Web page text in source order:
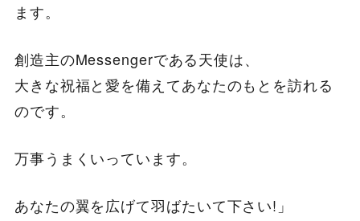
ます。
創造主のMessengerである天使は、
大きな祝福と愛を備えてあなたのもとを訪れる
のです。
万事うまくいっています。
あなたの翼を広げて羽ばたいて下さい!」